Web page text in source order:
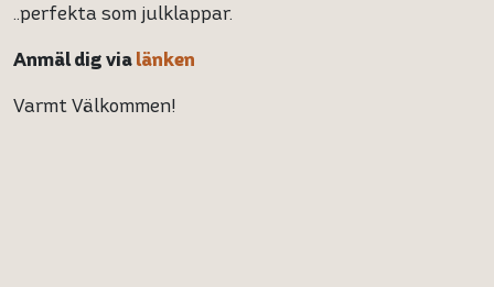
..perfekta som julklappar.
Anmäl dig via länken
Varmt Välkommen!